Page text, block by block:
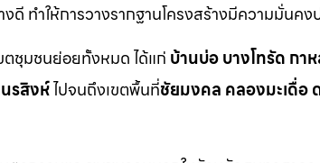
ดี ทำให้การวางรากฐานโครงสร้างมีความมั่นค
ตชุมชนย่อยทั้งหมด ได้แก่ บ้านบ่อ บางโทรัด กา
รสิงห์ไปจนถึงเขตพื้นที่ชัยมงคล คลองมะเดื่อ